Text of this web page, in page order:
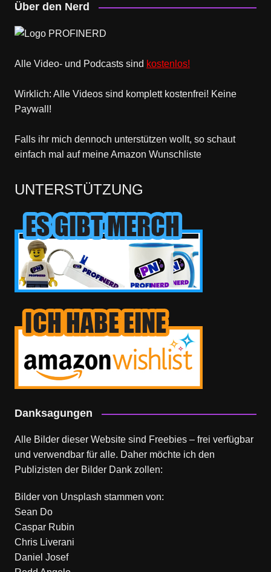
Über den Nerd
Alle Video- und Podcasts sind kostenlos!
Wirklich: Alle Videos sind komplett kostenfrei! Keine
Paywall!
Falls ihr mich dennoch unterstützen wollt, so schaut
einfach mal auf meine Amazon Wunschliste
UNTERSTÜTZUNG
Danksagungen
Alle Bilder dieser Website sind Freebies – frei verfügbar
und verwendbar für alle. Daher möchte ich den
Publizisten der Bilder Dank zollen:
Bilder von Unsplash stammen von:
Sean Do
Caspar Rubin
Chris Liverani
Daniel Josef